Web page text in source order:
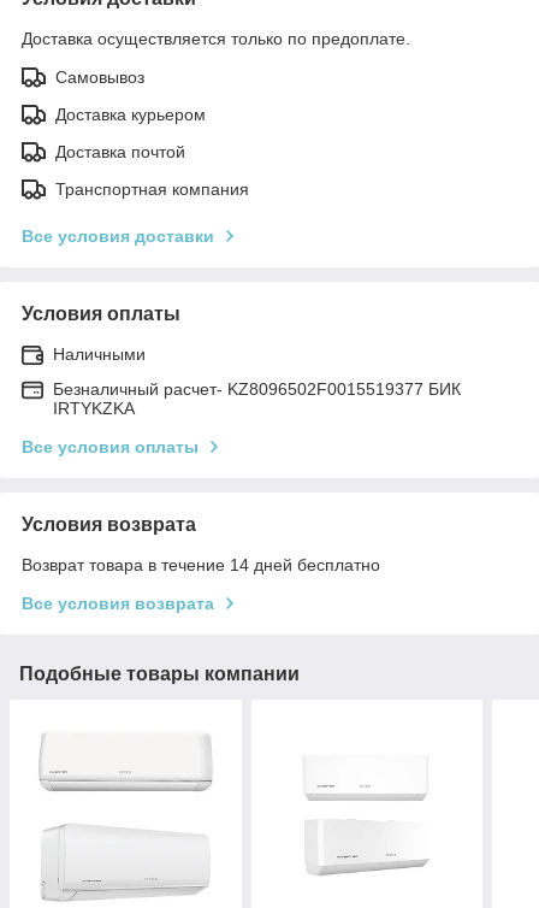
Доставка осуществляется только по предоплате.
Самовывоз
Доставка курьером
Доставка почтой
Транспортная компания
Все условия доставки
Условия оплаты
Наличными
Безналичный расчет- KZ8096502F0015519377 БИК
IRTYKZKA
Все условия оплаты
Условия возврата
Возврат товара в течение 14 дней бесплатно
Все условия возврата
Подобные товары компании